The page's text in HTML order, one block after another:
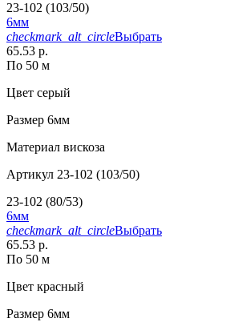
23-102 (103/50)
6мм
checkmark_alt_circleВыбрать
65.53 р.
По 50 м
Цвет серый
Размер 6мм
Материал вискоза
Артикул 23-102 (103/50)
23-102 (80/53)
6мм
checkmark_alt_circleВыбрать
65.53 р.
По 50 м
Цвет красный
Размер 6мм